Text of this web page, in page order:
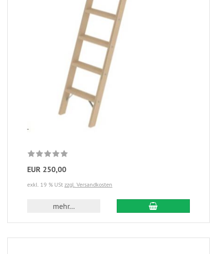
EUR 250,00
exkl. 19 % USt zzgl. Versandkosten
mehr...